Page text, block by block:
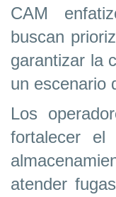
CAM
buscan
garantizar la
un escenario
Los
fortalecer el
atender